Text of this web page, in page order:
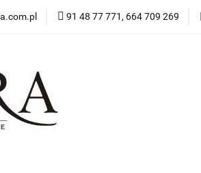
91 48 77 771, 664 709 269
Oprawy Oprawy Damskie
Okulary Przeciwsłoneczne